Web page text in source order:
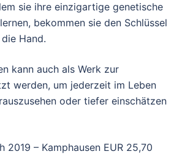
sie ihre einzigartige genetische
bekommen sie den Schlüssel
Hand.
kann auch als Werk zur
werden, um jederzeit im Leben
oder tiefer einschätzen
2019 – Kamphausen EUR 25,70